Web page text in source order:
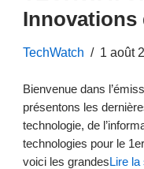
Innovations
TechWatch 1 août
Bienvenue dans
présentons les
technologie, de
technologies pour le
voici les grandesLire la